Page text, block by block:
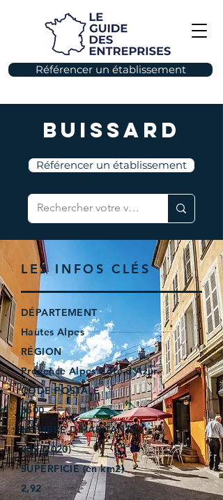
Référencer un établissement
Buissard
Référencer un établissement
LES INFOS CLÉS
DÉPARTEMENT
Hautes Alpes
RÉGION
Provence Alpes Côte d’Azur
CODE POSTALE
5500
NOMBRE D'HABITANTS
209 (2020)
SUPERFICIE (en km2)
2,92